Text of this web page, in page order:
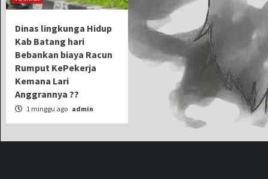
Dinas lingkunga Hidup
Kab Batang hari
Bebankan biaya Racun
Rumput KePekerja
Kemana Lari
Anggrannya ??
1 minggu ago admin